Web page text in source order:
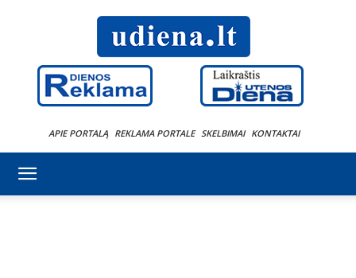
APIE PORTALĄ REKLAMA PORTALE SKELBIMAI KONTAKTAI